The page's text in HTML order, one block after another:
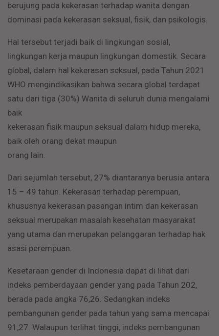
berujung pada kekerasan terhadap wanita dengan
dominasi pada kekerasan seksual, fisik, dan psikologis.
Hal tersebut terjadi baik di lingkungan sosial,
lingkungan kerja maupun lingkungan domestik. Secara
global, dalam hal kekerasan seksual, pada Tahun 2021
WHO mengindikasikan bahwa secara global terdapat
satu dari tiga (30%) Wanita di seluruh dunia mengalami
baik
kekerasan fisik maupun seksual dalam hidup mereka,
baik oleh orang dekat maupun
orang lain.
Dari sejumlah tersebut, 27% diantaranya berusia antara
15 – 49 tahun. Kekerasan terhadap perempuan,
khususnya kekerasan pasangan intim dan kekerasan
seksual merupakan masalah kesehatan masyarakat
yang utama dan merupakan pelanggaran terhadap hak
asasi perempuan.
Kesetaraan gender di Indonesia dapat di lihat dari
indeks pemberdayaan gender yang pada Tahun 202,
berada pada angka 76,26. Sedangkan indeks
pembangunan gender pada tahun yang sama mencapai
91,27. Walaupun terlihat tinggi, indeks pembangunan